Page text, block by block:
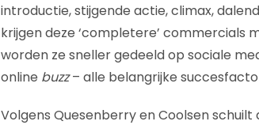
introductie, stijgende actie, climax,
krijgen deze ‘completere’ commercials
worden ze sneller gedeeld op sociale
online buzz– alle belangrijke
Volgens Quesenberry en Coolsen